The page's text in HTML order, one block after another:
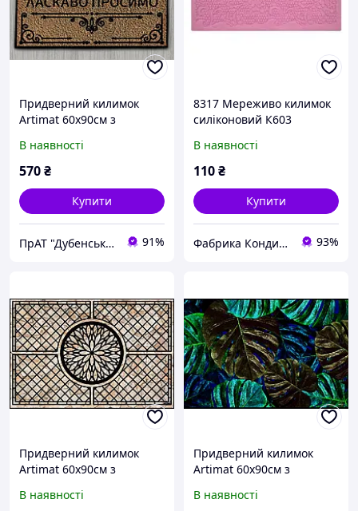
Придверний килимок
Artimat 60х90см з
основі К-603-39-1
В наявності
570₴
Купити
ПрАТ "Дубенський завод ГТВ" 91%
8317 Мереживо килимок
силіконовий К603
В наявності
110₴
Купити
Фабрика Кондитера 93%
Придверний килимок
Artimat 60х90см з
основі К-603-43
В наявності
Придверний килимок
Artimat 60х90см з
основі К-603-43
В наявності